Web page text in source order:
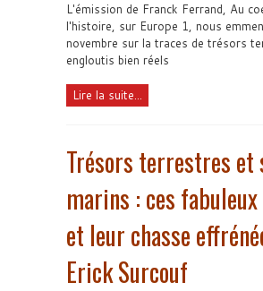
L'émission de Franck Ferrand, Au
l'histoire, sur Europe 1, nous
novembre sur la traces de trésors
engloutis bien réels
Lire la suite...
Trésors terrestres et
marins : ces
et leur chasse
Erick Surcouf